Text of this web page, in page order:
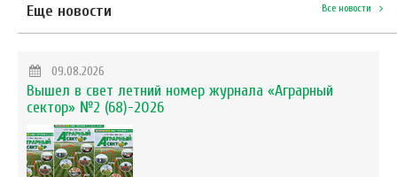
Еще новости Все новости
09.08.2026
Вышел в свет летний номер журнала «Аграрный
сектор» №2 (68)-2026